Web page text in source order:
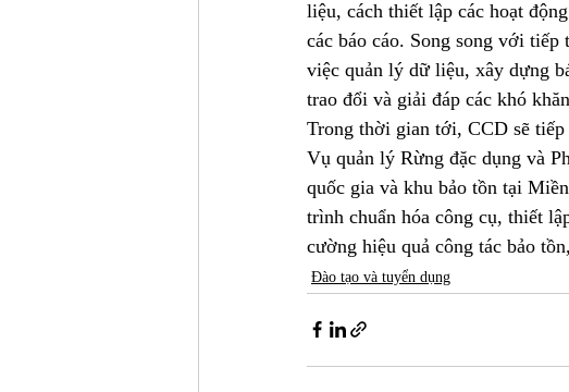
liệu, cách thiết lập các hoạt
các báo cáo. Song song với
việc quản lý dữ liệu, xây dựng
trao đổi và giải đáp các khó
Trong thời gian tới, CCD sẽ tiếp
Vụ quản lý Rừng đặc dụng và
quốc gia và khu bảo tồn tại
trình chuẩn hóa công cụ, thiết
cường hiệu quả công tác bảo
Đào tạo và tuyển dụng